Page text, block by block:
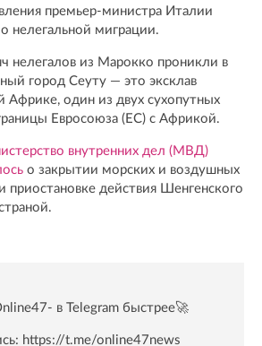
премьер-министра Италии
миграции.
нелегалов из Марокко проникли в
город Сеуту — это эксклав
Африке, один из двух сухопутных
Евросоюза (ЕС) с Африкой.
внутренних дел (МВД)
о закрытии морских и воздушных
приостановке действия Шенгенского
в Telegram быстрее🚀
https://t.me/online47news